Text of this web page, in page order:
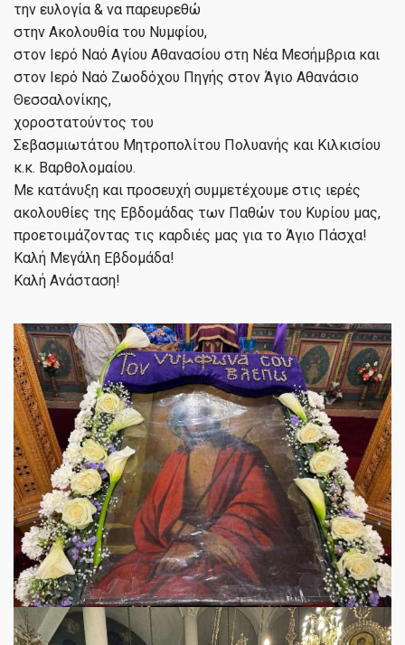
την ευλογία & να παρευρεθώ
στην Ακολουθία του Νυμφίου,
στον Ιερό Ναό Αγίου Αθανασίου στη Νέα Μεσήμβρια και
στον Ιερό Ναό Ζωοδόχου Πηγής στον Άγιο Αθανάσιο
Θεσσαλονίκης,
χοροστατούντος του
Σεβασμιωτάτου Μητροπολίτου Πολυανής και Κιλκισίου
κ.κ. Βαρθολομαίου.
Με κατάνυξη και προσευχή συμμετέχουμε στις ιερές
ακολουθίες της Εβδομάδας των Παθών του Κυρίου μας,
προετοιμάζοντας τις καρδιές μας για το Άγιο Πάσχα!
Καλή Μεγάλη Εβδομάδα!
Καλή Ανάσταση!